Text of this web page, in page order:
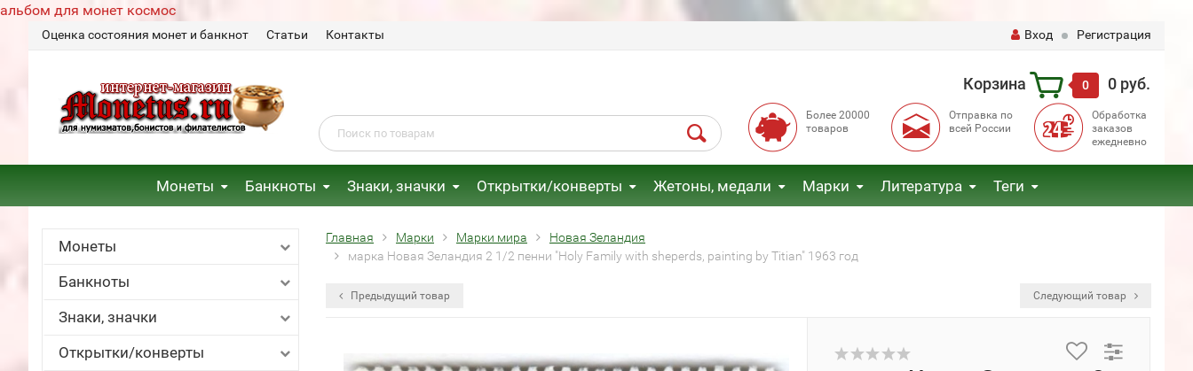
альбом для монет космос
Оценка состояния монет и банкнот Статьи Контакты Вход Регистрация
Корзина 0 0 руб.
Более 20000
товаров
Отправка по
всей России
Обработка
заказов
ежедневно
Монеты Банкноты Знаки, значки Открытки/конверты Жетоны, медали Марки Литература Теги
Монеты
Банкноты
Знаки, значки
Открытки/конверты
Главная Марки Марки мира
Новая Зеландия
марка Новая Зеландия 2 1/2 пенни "Holy Family with sheperds, painting by Titian" 1963 год
Предыдущий товар Следующий товар